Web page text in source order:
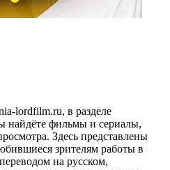
lordfilm.ru, в разделе
найдёте фильмы и сериалы,
Здесь представлены
зрителям работы в
на русском,